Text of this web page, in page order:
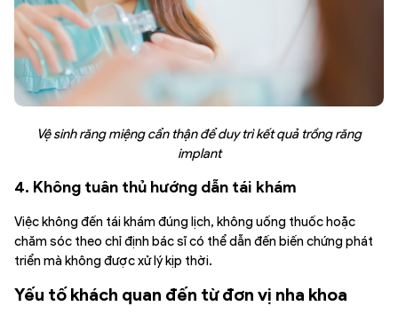
Vệ sinh răng miệng cẩn thận để duy trì kết quả trồng răng
implant
4. Không tuân thủ hướng dẫn tái khám
Việc không đến tái khám đúng lịch, không uống thuốc hoặc
chăm sóc theo chỉ định bác sĩ có thể dẫn đến biến chứng phát
triển mà không được xử lý kịp thời.
Yếu tố khách quan đến từ đơn vị nha khoa